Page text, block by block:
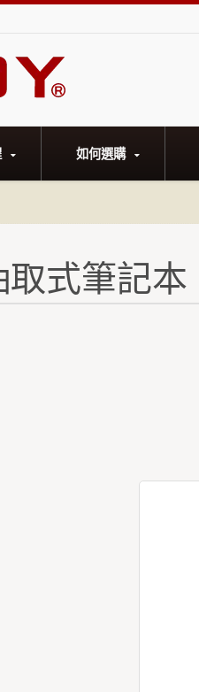
如何選購
取式筆記本